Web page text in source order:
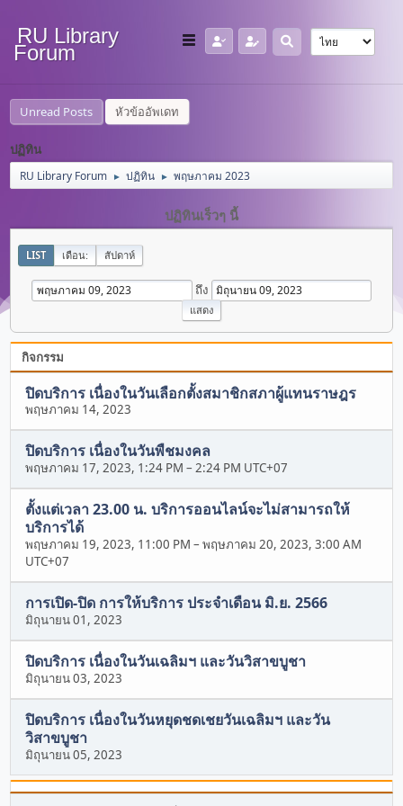
RU Library
Forum
Unread Posts หัวข้ออัพเดท
ปฏิทิน
RU Library Forum ► ปฏิทิน ► พฤษภาคม 2023
ปฏิทินเร็วๆ นี้
LIST เดือน: สัปดาห์
ถึง
กิจกรรม
ปิดบริการ เนื่องในวันเลือกตั้งสมาชิกสภาผู้แทนราษฎร
พฤษภาคม 14, 2023
ปิดบริการ เนื่องในวันพืชมงคล
พฤษภาคม 17, 2023, 1:24 PM –2:24 PM UTC+07
ตั้งแต่เวลา 23.00 น. บริการออนไลน์จะไม่สามารถให้
บริการได้
พฤษภาคม 19, 2023, 11:00 PM –พฤษภาคม 20, 2023, 3:00 AM
UTC+07
การเปิด-ปิด การให้บริการ ประจำเดือน มิ.ย. 2566
มิถุนายน 01, 2023
ปิดบริการ เนื่องในวันเฉลิมฯ และวันวิสาขบูชา
มิถุนายน 03, 2023
ปิดบริการ เนื่องในวันหยุดชดเชยวันเฉลิมฯ และวัน
วิสาขบูชา
มิถุนายน 05, 2023